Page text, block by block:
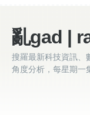
亂gad |
搜羅最新科技資訊、
角度分析，每星期一